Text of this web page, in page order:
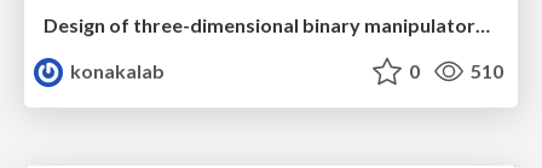
Design of three-dimensional binary manipulators for pick-and-place task avoiding obstacles (IECON2024)
konakalab
0 510